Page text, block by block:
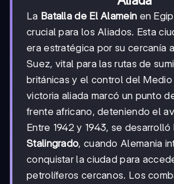
La Batalla de El Alamein en
crucial para los Aliados. Esta
era estratégica por su cercanía
Suez, vital para las rutas de
británicas y el control del Medio
victoria aliada marcó un punto
frente africano, deteniendo el
Entre 1942 y 1943, se desarrolló
Stalingrado, cuando Alemania
conquistar la ciudad para
petrolíferos cercanos. Los